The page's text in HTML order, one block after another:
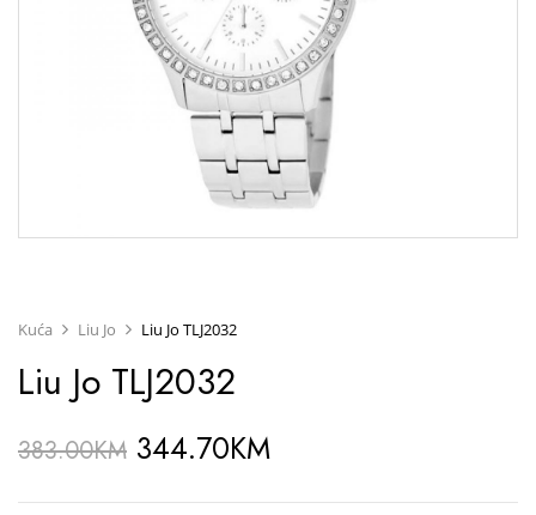
Kuća Liu Jo Liu Jo TLJ2032
Liu Jo TLJ2032
383.00KM 344.70KM